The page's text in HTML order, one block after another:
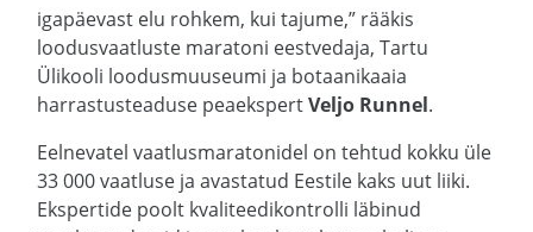
igapäevast elu rohkem, kui tajume,” rääkis
loodusvaatluste maratoni eestvedaja, Tartu
Ülikooli loodusmuuseumi ja botaanikaaia
harrastusteaduse peaekspertVeljo Runnel.
Eelnevatel vaatlusmaratonidel on tehtud kokku üle
33 000 vaatluse ja avastatud Eestile kaks uut liiki.
Ekspertide poolt kvaliteedikontrolli läbinud